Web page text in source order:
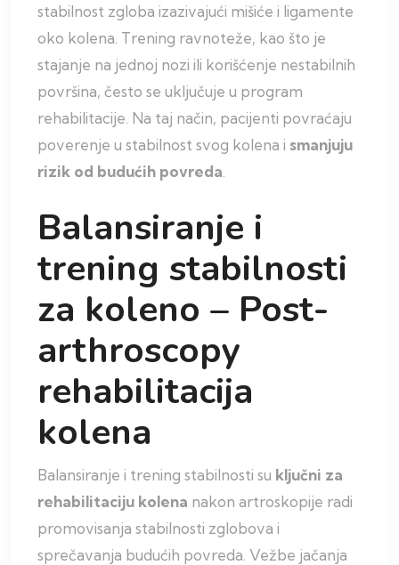
stabilnost zgloba izazivajući mišiće i ligamente
oko kolena. Trening ravnoteže, kao što je
stajanje na jednoj nozi ili korišćenje nestabilnih
površina, često se uključuje u program
rehabilitacije. Na taj način, pacijenti povraćaju
poverenje u stabilnost svog kolena i smanjuju
rizik od budućih povreda
Balansiranje i
trening stabilnosti
za koleno – Post-
arthroscopy
rehabilitacija
kolena
Balansiranje i trening stabilnosti su ključni za
rehabilitaciju kolena nakon artroskopije radi
promovisanja stabilnosti zglobova i
sprečavanja budućih povreda. Vežbe jačanja